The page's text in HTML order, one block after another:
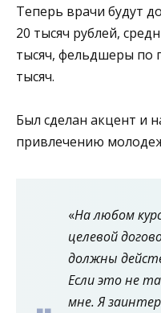
Теперь врачи будут
20 тысяч рублей,
тысяч, фельдшеры по
тысяч.
Был сделан акцент и
привлечению
«На любом
целевой
должны
Если это не
мне. Я